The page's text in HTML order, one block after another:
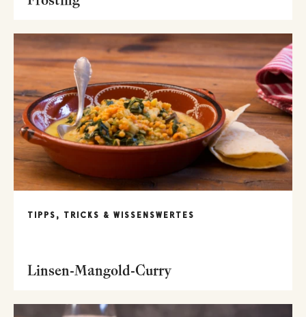
TIPPS, TRICKS & WISSENSWERTES
Linsen-Mangold-Curry